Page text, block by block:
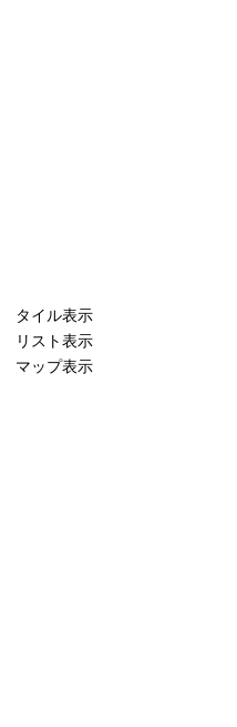
タイル表示
リスト表示
マップ表示